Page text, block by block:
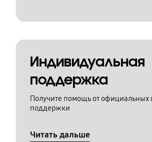
Индивидуальная
поддержка
Получите помощь от официальных
поддержки
Читать дальше